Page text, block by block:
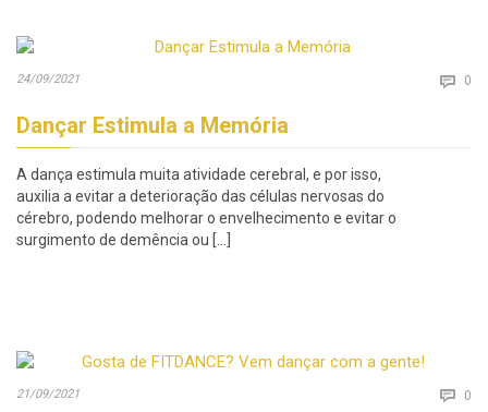
24/09/2021  0
Dançar Estimula a Memória
A dança estimula muita atividade cerebral, e por isso,
auxilia a evitar a deterioração das células nervosas do
cérebro, podendo melhorar o envelhecimento e evitar o
surgimento de demência ou […]
21/09/2021  0